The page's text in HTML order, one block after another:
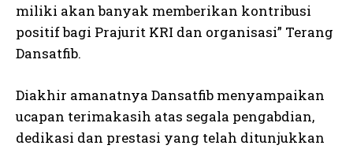
miliki akan banyak memberikan kontribusi
positif bagi Prajurit KRI dan organisasi” Terang
Dansatfib.
Diakhir amanatnya Dansatfib menyampaikan
ucapan terimakasih atas segala pengabdian,
dedikasi dan prestasi yang telah ditunjukkan